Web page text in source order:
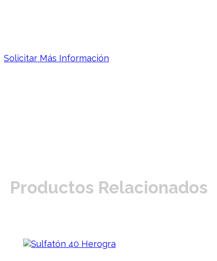
Solicitar Más Información
Productos Relacionados